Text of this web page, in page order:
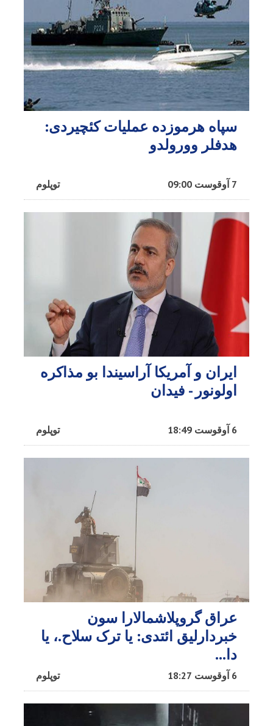
سپاه هرموزده عملیات کئچیردی:
هدفلر وورولدو
توپلوم 7 آوقوست 09:00
ایران و آمریکا آراسیندا بو مذاکره
اولونور - فیدان
توپلوم 6 آوقوست 18:49
عراق گروپلاشمالارا سون
خبردارلیق ائتدی: یا ترک سلاح.، یا
دا…
توپلوم 6 آوقوست 18:27